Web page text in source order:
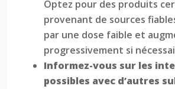
Optez pour des produits
provenant de sources
par une dose faible et
progressivement si
Informez-vous sur les
possibles avec d’autres